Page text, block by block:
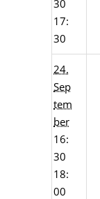
30
17:
30
24.
Sep
tem
ber
16:
30
18:
00